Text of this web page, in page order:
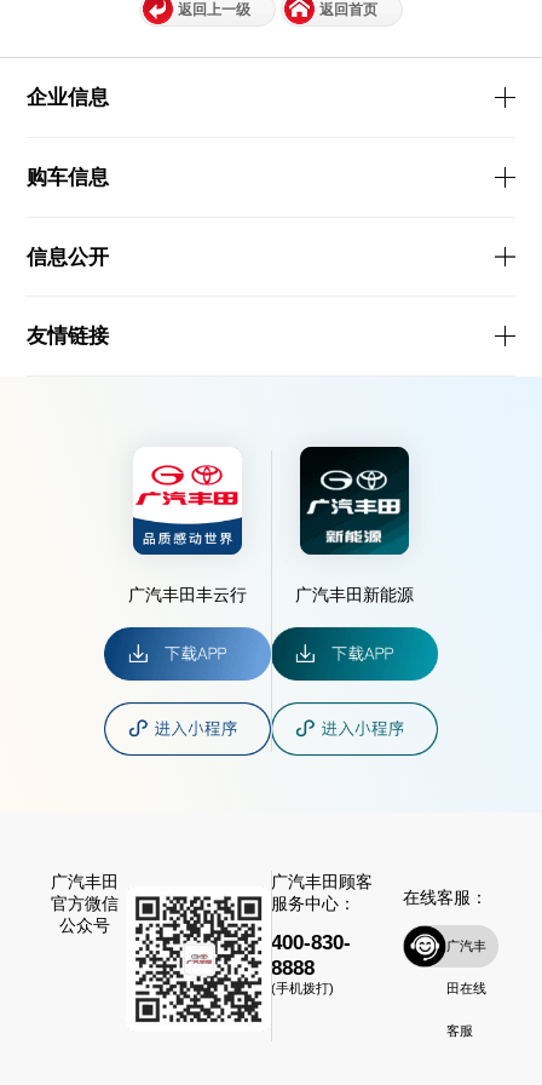
返回上一级 返回首页
企业信息
购车信息
信息公开
友情链接
广汽丰田丰云行 广汽丰田新能源
广汽丰田
官方微信
公众号
广汽丰田顾客
服务中心：
400-830-
8888
(手机拨打)
在线客服：
广汽丰
田在线
客服